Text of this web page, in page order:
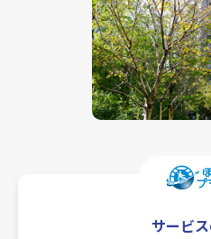
サービ